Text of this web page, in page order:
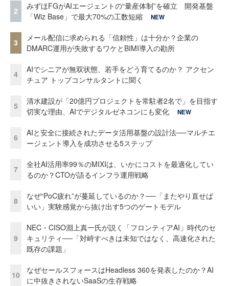
2
みずほFGがAIエージェントの“量産体制”を確立 開発基盤
「Wiz Base」で最大70%の工数短縮
NEW
3
メール配信に求められる「信頼性」は十分か？企業の
DMARC運用が失敗するワケとBIMI導入の勘所
4
AIでシニアが無双状態、若手をどう育てるのか？ アクセン
チュア トップコンサルタントに聞く
5
清水建設が「20億円プロジェクトを常駐者2名で」を目指す
切実な理由、AIでデジタルゼネコンにも変化
NEW
6
AIと安全に接続されたデータ活用基盤の設計法──マルチエ
ージェント導入を成功させる5ステップ
7
全社AI活用率99％のMIXIは、いかにコストを最適化してい
るのか？CTOが語るインフラ運用戦略
8
なぜ“PoC疲れ”が蔓延しているのか？──「またやり直せば
いい」実験感覚から抜け出す5つのゲートモデル
9
NEC・CISO淵上真一氏が説く「フロンティアAI」時代のセ
キュリティ──「対峙すべきは未知ではなく、高速化された
既存の課題」
10
なぜセールスフォースはHeadless 360を発表したのか？AI
に中抜きされないSaaSの生存戦略